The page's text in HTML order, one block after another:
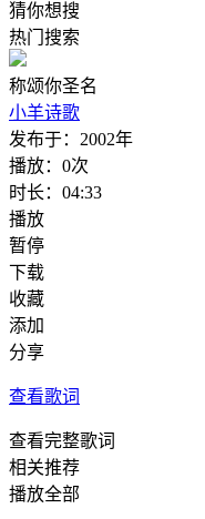
猜你想搜
热门搜索
称颂你圣名
小羊诗歌
发布于： 2002年
播放： 0次
时长： 04:33
播放
暂停
下载
收藏
添加
分享
查看歌词
查看完整歌词
相关推荐
播放全部